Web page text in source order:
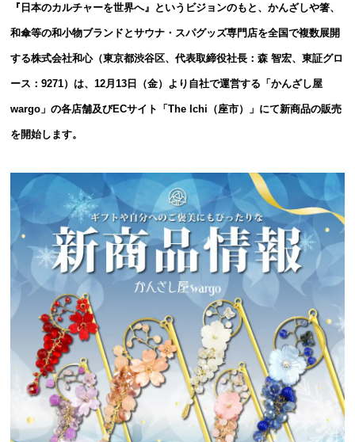
『日本のカルチャーを世界へ』というビジョンのもと、かんざしや箸、
和傘等の和小物ブランドとサウナ・スパグッズ専門店を全国で複数展開
する株式会社和心（東京都渋谷区、代表取締役社長：森 智宏、東証グロ
ース：9271）は、12月13日（金）より自社で運営する「かんざし屋
wargo」の各店舗及びECサイト「The Ichi（座市）」にて新商品の販売
を開始します。